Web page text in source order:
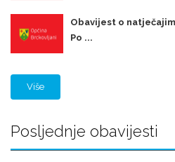
Obavijest o
Po ...
Više
Posljednje obavijesti